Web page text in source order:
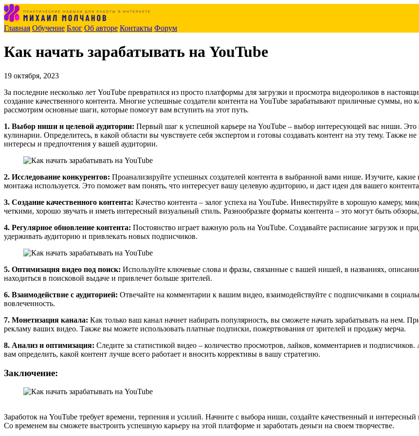
Главная Обучение Блог Об авторе Контакты Форум
Как начать зарабатывать на YouTube
19 октября, 2023
За последние несколько лет YouTube превратился из просто платформы для загрузки и просмотра видеороликов в
создание качественного контента. Многие успешные создатели контента на YouTube зарабатывают приличные суммы, но
рассмотрим основные шаги, которые помогут вам вступить на этот путь.
1. Выбор ниши и целевой аудитории: Первый шаг к успешной карьере на YouTube – выбор интересующей вас ниши. Это
кулинарии. Определитесь, в какой области вы чувствуете себя экспертом и готовы создавать контент на эту тему. Также
интересы и предпочтения у вашей аудитории.
2. Исследование конкурентов: Проанализируйте успешных создателей контента в выбранной вами нише. Изучите,
монтажа используется. Это поможет вам понять, что интересует вашу целевую аудиторию, и даст идеи для вашего
3. Создание качественного контента: Качество контента – залог успеха на YouTube. Инвестируйте в хорошую камеру,
четкими, хорошо звучать и иметь интересный визуальный стиль. Разнообразьте форматы контента – это могут быть
4. Регулярное обновление контента: Постоянство играет важную роль на YouTube. Создавайте расписание загрузок и
удерживать аудиторию и привлекать новых подписчиков.
5. Оптимизация видео под поиск: Используйте ключевые слова и фразы, связанные с вашей нишей, в названиях,
находиться в поисковой выдаче и привлечет больше зрителей.
6. Взаимодействие с аудиторией: Отвечайте на комментарии к вашим видео, взаимодействуйте с подписчиками в
вовлеченность.
7. Монетизация канала: Как только ваш канал начнет набирать популярность, вы сможете начать зарабатывать на нем.
рекламу ваших видео. Также вы можете использовать платные подписки, пожертвования от зрителей и продажу мерча.
8. Анализ и оптимизация: Следите за статистикой видео – количество просмотров, лайков, комментариев и
вам определить, какой контент лучше всего работает и вносить коррективы в вашу стратегию.
Заключение:
Заработок на YouTube требует времени, терпения и усилий. Начните с выбора ниши, создайте качественный и интересный
Со временем вы сможете выстроить успешную карьеру на этой платформе и заработать деньги на своем творчестве.